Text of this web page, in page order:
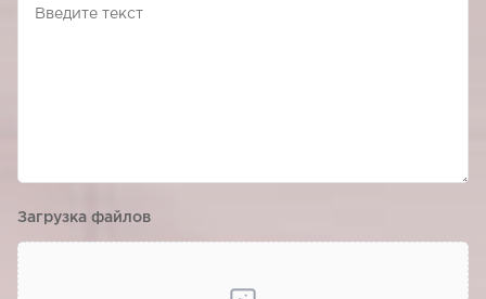
Загрузка файлов